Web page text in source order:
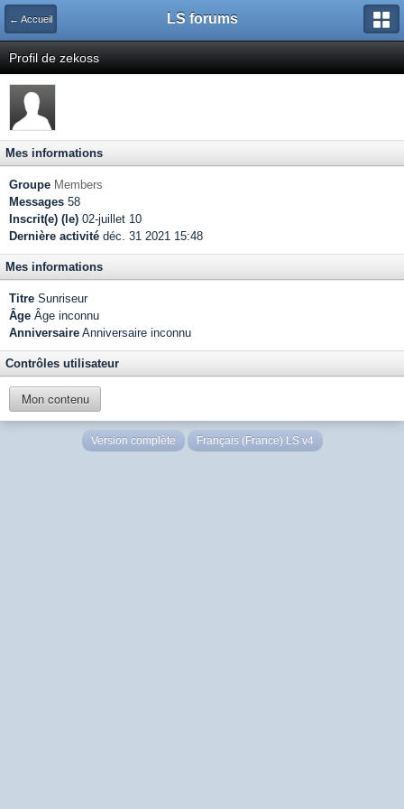
← Accueil LS forums
Profil de zekoss
Mes informations
Groupe Members
Messages 58
Inscrit(e) (le) 02-juillet 10
Dernière activité déc. 31 2021 15:48
Mes informations
Titre Sunriseur
Âge Âge inconnu
Anniversaire Anniversaire inconnu
Contrôles utilisateur
Mon contenu
Version complète Français (France) LS v4